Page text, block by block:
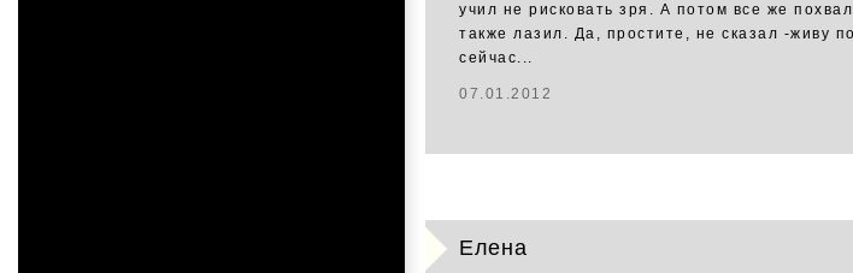
учил не рисковать зря. А потом все же
также лазил. Да, простите, не сказал -живу
сейчас...
07.01.2012
Елена